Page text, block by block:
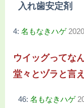
入れ歯安定剤
4: 名もなきハゲ
ウイッグってな
堂々とヅラと言え
46: 名もなきハゲ